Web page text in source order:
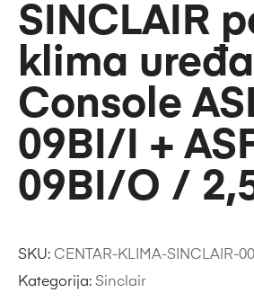
SINCLAIR
klima
Console
09BI/I +
09BI/O /
SKU: CENTAR-KLIMA-SINCLAIR-
Kategorija: Sinclair